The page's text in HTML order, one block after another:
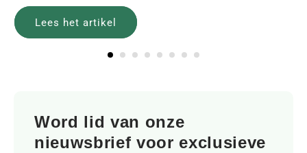
Lees het artikel
Word lid van onze
nieuwsbrief voor exclusieve